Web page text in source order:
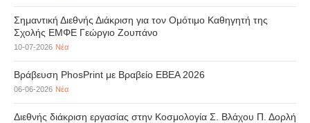
Σημαντική Διεθνής Διάκριση για τον Ομότιμο Καθηγητή της
Σχολής ΕΜΦΕ Γεώργιο Ζουπάνο
10-07-2026 Νέα
Βράβευση PhosPrint με Βραβείο ΕΒΕΑ 2026
06-06-2026 Νέα
Διεθνής διάκριση εργασίας στην Κοσμολογία Σ. Βλάχου Π. Δορλή